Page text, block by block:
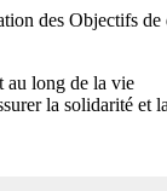
des Objectifs
au long de la vie
la solidarité et